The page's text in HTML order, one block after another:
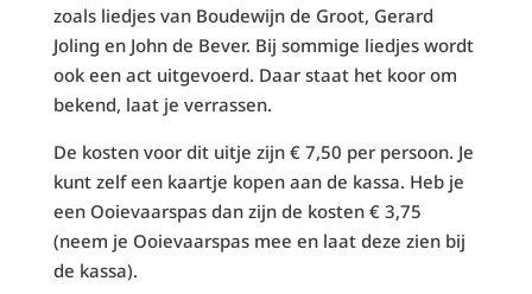
zoals liedjes van Boudewijn de Groot, Gerard
Joling en John de Bever. Bij sommige liedjes wordt
ook een act uitgevoerd. Daar staat het koor om
bekend, laat je verrassen.
De kosten voor dit uitje zijn € 7,50 per persoon. Je
kunt zelf een kaartje kopen aan de kassa. Heb je
een Ooievaarspas dan zijn de kosten € 3,75
(neem je Ooievaarspas mee en laat deze zien bij
de kassa).